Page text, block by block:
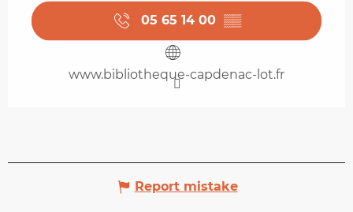
05 65 14 00 ▒▒
www.bibliotheque-capdenac-lot.fr
Report mistake